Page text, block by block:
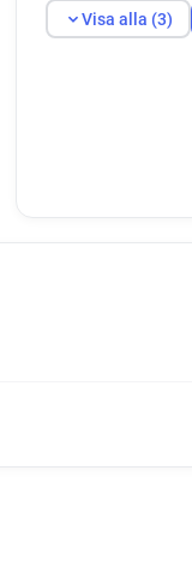
Visa alla (3)